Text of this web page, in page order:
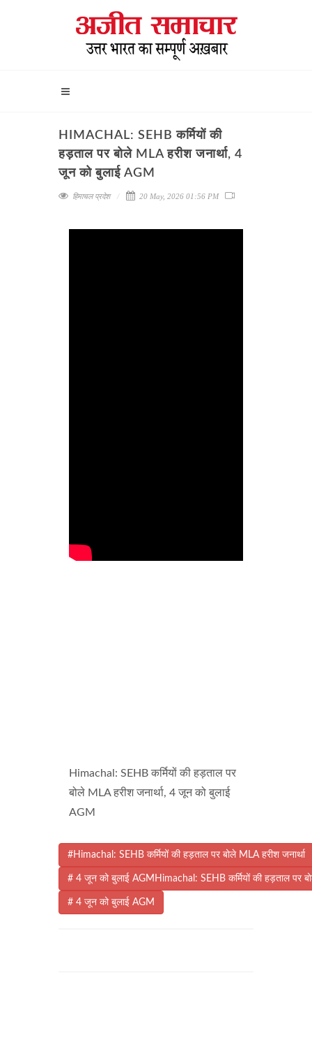
HIMACHAL: SEHB कर्मियों की
हड़ताल पर बोले MLA हरीश जनार्था, 4
जून को बुलाई AGM
हिमाचल प्रदेश 20 May, 2026 01:56 PM
Himachal: SEHB कर्मियों की हड़ताल पर
बोले MLA हरीश जनार्था, 4 जून को बुलाई
AGM
#Himachal: SEHB कर्मियों की हड़ताल पर बोले MLA हरीश जनार्था
# 4 जून को बुलाई AGMHimachal: SEHB कर्मियों की हड़ताल पर
# 4 जून को बुलाई AGM